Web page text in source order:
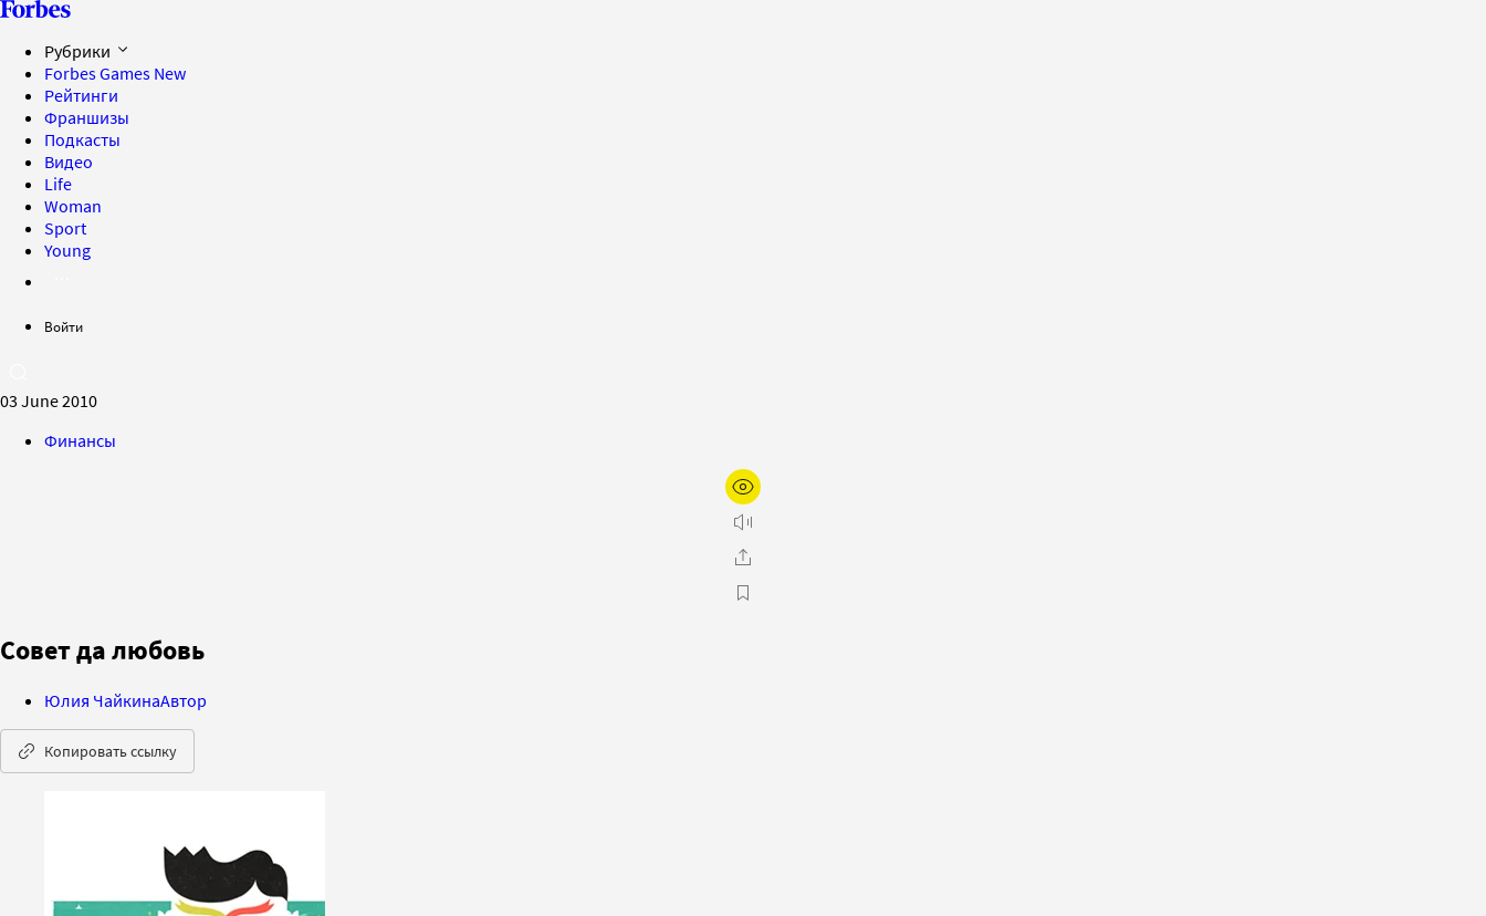
Рубрики
Forbes Games New
Рейтинги
Франшизы
Подкасты
Видео
Life
Woman
Sport
Young
Войти
03 June 2010
Финансы
Совет да любовь
Юлия ЧайкинаАвтор
Копировать ссылку